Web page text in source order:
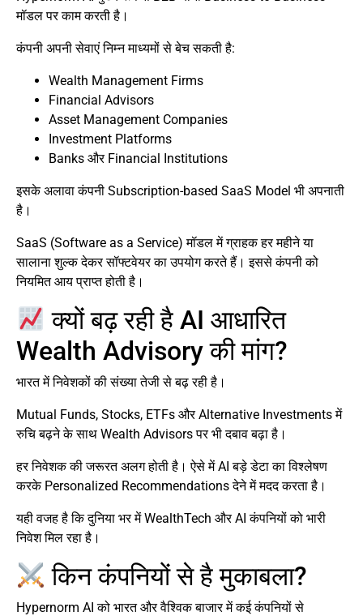
मॉडल पर काम करती है।
कंपनी अपनी सेवाएं निम्न माध्यमों से बेच सकती है:
Wealth Management Firms
Financial Advisors
Asset Management Companies
Investment Platforms
Banks और Financial Institutions
इसके अलावा कंपनी Subscription-based SaaS Model भी अपनाती
है।
SaaS (Software as a Service) मॉडल में ग्राहक हर महीने या
सालाना शुल्क देकर सॉफ्टवेयर का उपयोग करते हैं। इससे कंपनी को
नियमित आय प्राप्त होती है।
क्यों बढ़ रही है AI आधारित
Wealth Advisory की मांग?
भारत में निवेशकों की संख्या तेजी से बढ़ रही है।
Mutual Funds, Stocks, ETFs और Alternative Investments में
रुचि बढ़ने के साथ Wealth Advisors पर भी दबाव बढ़ा है।
हर निवेशक की जरूरत अलग होती है। ऐसे में AI बड़े डेटा का विश्लेषण
करके Personalized Recommendations देने में मदद करता है।
यही वजह है कि दुनिया भर में WealthTech और AI कंपनियों को भारी
निवेश मिल रहा है।
किन कंपनियों से है मुकाबला?
Hypernorm AI को भारत और वैश्विक बाजार में कई कंपनियों से